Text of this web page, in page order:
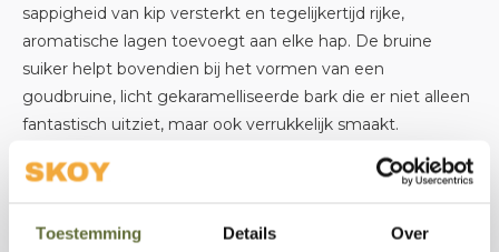
Toestemming Details Over
sappigheid van kip versterkt en tegelijkertijd rijke,
aromatische lagen toevoegt aan elke hap. De bruine
suiker helpt bovendien bij het vormen van een
goudbruine, licht gekaramelliseerde bark die er niet alleen
fantastisch uitziet, maar ook verrukkelijk smaakt.
Breng de Best Beer Can Chicken Rub royaal aan op je kip
nu op een half bierblikje zet voor indirect roken, of